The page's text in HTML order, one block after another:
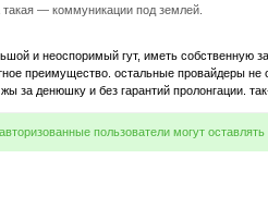
— коммуникации под землей.
и неоспоримый гут, иметь собственную
преимущество. остальные провайдеры
за денюшку и без гарантий пролонгации.
пользователи могут